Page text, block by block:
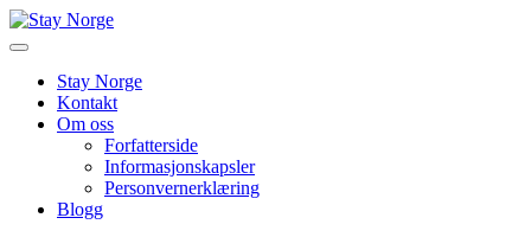
Skip
to
Stay Norge
Kontakt
Om oss
Forfatterside
Informasjonskapsler
Personvernerklæring
Blogg